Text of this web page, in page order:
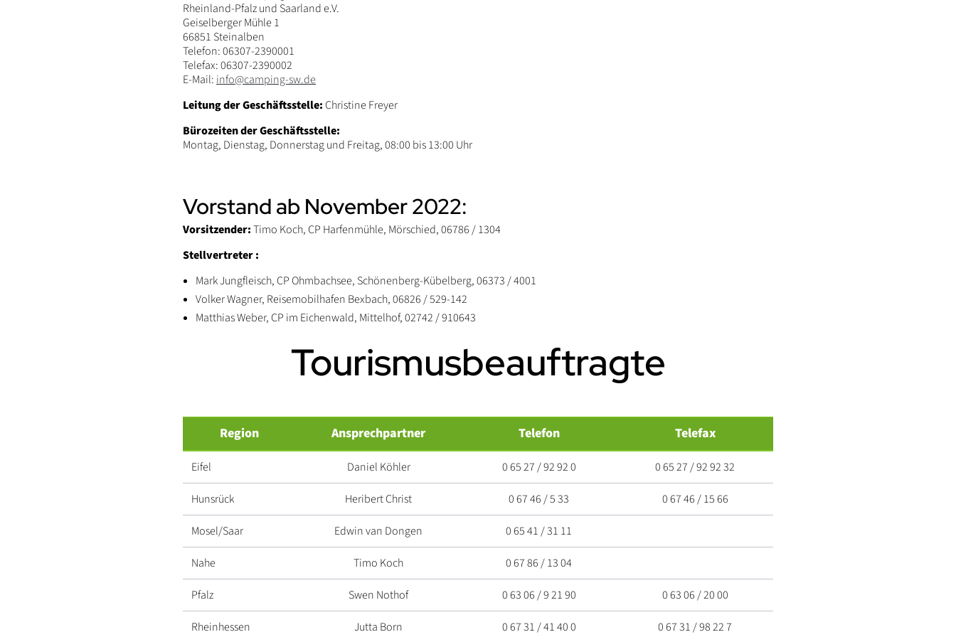
Rheinland-Pfalz und Saarland e.V.
Geiselberger Mühle 1
66851 Steinalben
Telefon: 06307-2390001
Telefax: 06307-2390002
E-Mail: info@camping-sw.de
Leitung der Geschäftsstelle:Christine Freyer
Bürozeiten der Geschäftsstelle:
Montag, Dienstag, Donnerstag und Freitag, 08:00 bis 13:00 Uhr
Vorstand ab November 2022:
Vorsitzender:Timo Koch, CP Harfenmühle, Mörschied, 06786 / 1304
Stellvertreter :
Mark Jungfleisch, CP Ohmbachsee, Schönenberg-Kübelberg, 06373 / 4001
Volker Wagner, Reisemobilhafen Bexbach, 06826 / 529-142
Matthias Weber, CP im Eichenwald, Mittelhof, 02742 / 910643
Tourismusbeauftragte
Region Ansprechpartner Telefon Telefax
Eifel Daniel Köhler 0 65 27 / 92 92 0 0 65 27 / 92 92 32
Hunsrück Heribert Christ 0 67 46 / 5 33 0 67 46 / 15 66
Mosel/Saar Edwin van Dongen 0 65 41 / 31 11
Nahe Timo Koch 0 67 86 / 13 04
Pfalz Swen Nothof 0 63 06 / 9 21 90 0 63 06 / 20 00
Rheinhessen Jutta Born 0 67 31 / 41 40 0 0 67 31 / 98 22 7